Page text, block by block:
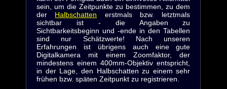
sein, um die Zeitpunkte zu bestimmen, zu dem
der Halbschatten erstmals bzw. letztmals
sichtbar ist - die Angaben zu
Sichtbarkeitsbeginn und -ende in den Tabellen
sind nur Schätzwerte! Nach unseren
Erfahrungen ist übrigens auch eine gute
Digitalkamera mit einem Zoomfaktor, der
mindestens einem 400mm-Objektiv entspricht,
in der Lage, den Halbschatten zu einem sehr
frühen bzw. späten Zeitpunkt zu registrieren.